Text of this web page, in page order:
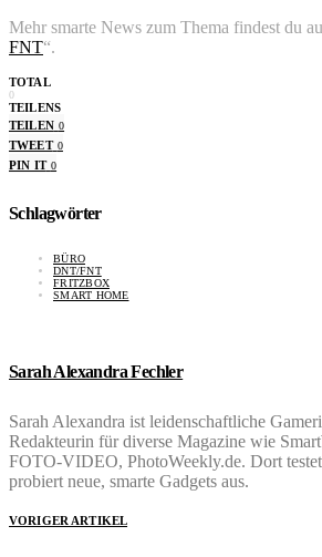
Mehr smarte News zum Thema findest du
FNT“.
TOTAL
0
TEILENS
TEILEN 0
TWEET 0
PIN IT 0
Schlagwörter
BÜRO
DNT/FNT
FRITZBOX
SMART HOME
Sarah Alexandra Fechler
Sarah Alexandra ist leidenschaftliche
Redakteurin für diverse Magazine wie
FOTO-VIDEO, PhotoWeekly.de. Dort
probiert neue, smarte Gadgets aus.
VORIGER ARTIKEL